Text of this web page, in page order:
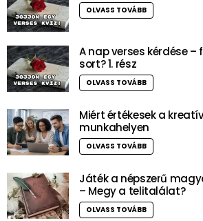
OLVASS TOVÁBB
A nap verses kérdése –
sort? 1. rész
OLVASS TOVÁBB
Miért értékesek a
munkahelyen
OLVASS TOVÁBB
Játék a népszerű
– Megy a telitalálat?
OLVASS TOVÁBB